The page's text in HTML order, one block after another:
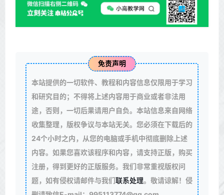
免责声明
本站提供的一切软件、教程和内容信息仅限用于学习
和研究目的；不得将上述内容用于商业或者非法用
途，否则，一切后果请用户自负。本站信息来自网络
收集整理，版权争议与本站无关。您必须在下载后的
24个小时之内，从您的电脑或手机中彻底删除上述
内容。如果您喜欢该程序和内容，请支持正版，购买
注册，得到更好的正版服务。我们非常重视版权问
题，如有侵权请邮件与我们联系处理。敬请谅解！侵